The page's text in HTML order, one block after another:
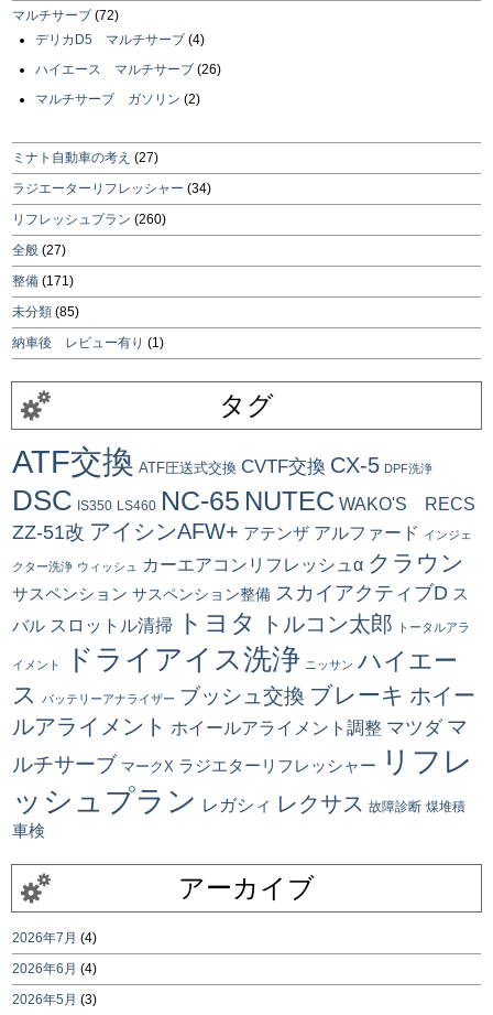
マルチサーブ (72)
デリカD5 マルチサーブ (4)
ハイエース マルチサーブ (26)
マルチサーブ ガソリン (2)
ミナト自動車の考え (27)
ラジエーターリフレッシャー (34)
リフレッシュプラン (260)
全般 (27)
整備 (171)
未分類 (85)
納車後 レビュー有り (1)
タグ
ATF交換 ATF圧送式交換 CVTF交換 CX-5 DPF洗浄
DSC IS350 LS460 NC-65 NUTEC WAKO'S RECS
ZZ-51改 アイシンAFW+ アテンザ アルファード インジェ
クター洗浄 ウィッシュ カーエアコンリフレッシュα クラウン
サスペンション サスペンション整備 スカイアクティブD ス
バル スロットル清掃 トヨタ トルコン太郎 トータルアラ
イメント ドライアイス洗浄 ニッサン ハイエー
ス
バッテリーアナライザー ブッシュ交換 ブレーキ ホイー
ルアライメント ホイールアライメント調整 マツダ マ
ルチサーブ マークX ラジエターリフレッシャー
リフレ
ッシュプラン レガシィ レクサス 故障診断 煤堆積
車検
アーカイブ
2026年7月 (4)
2026年6月 (4)
2026年5月 (3)